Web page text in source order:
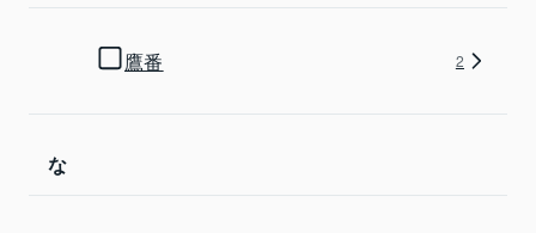
鷹番 2
な